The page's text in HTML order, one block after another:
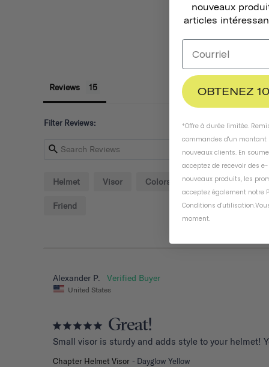
Reviews
Filter Reviews:
Helmet Visor Colors Screw Detail
Friend
Alexander P.
United States
Great!
Small visor is sturdy and adds style to your helmet!
Chapter Helmet Visor Dayglow Yellow
nouveaux
articles
OBTENEZ
*Offre à durée limitée.
commandes d'un montant
nouveaux clients. En
acceptez de recevoir des
nouveaux produits, les
acceptez également notre
Conditions d'utilisation.
moment.